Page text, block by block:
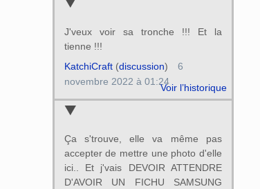
J'veux voir sa tronche !!! Et la
tienne !!!
Voir l’historique
KatchiCraft(discussion)
6
novembre 2022 à 01:24
Ça s'trouve, elle va même pas
accepter de mettre une photo d'elle
ici.. Et j'vais DEVOIR ATTENDRE
D'AVOIR UN FICHU SAMSUNG